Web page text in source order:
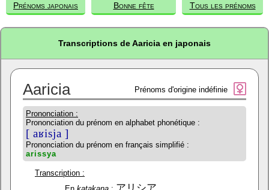
Prénoms japonais Bonne fête Tous les prénoms
Transcriptions de Aaricia en japonais
Aaricia Prénoms d'origine indéfinie
Prononciation :
Prononciation du prénom en alphabet phonétique :
[ aʁisja ]
Prononciation du prénom en français simplifié :
arissya
Transcription :